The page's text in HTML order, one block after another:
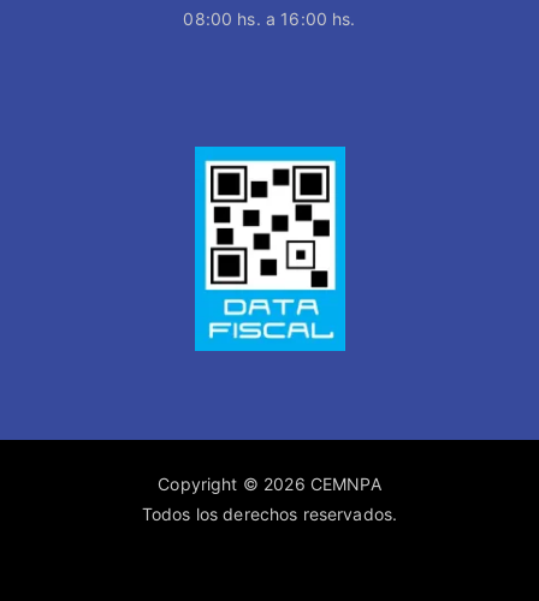
08:00 hs. a 16:00 hs.
Copyright © 2026 CEMNPA
Todos los derechos reservados.